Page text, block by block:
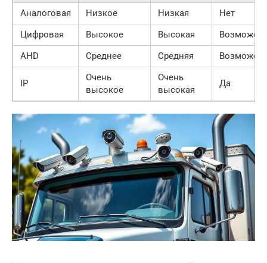
Аналоговая
Низкое Низкая
Нет
Цифровая
Высокое Высокая
Возможен
AHD
Среднее Средняя Возможен
IP
Очень
высокое
Очень
высокая
Да